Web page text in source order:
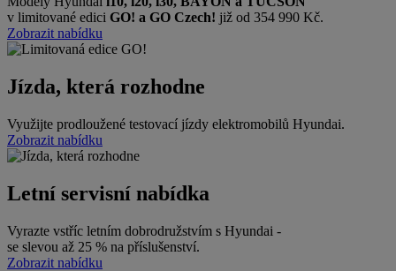
v limitované edici GO! a GO Czech! již od 354 990 Kč.
Zobrazit nabídku
Jízda, která rozhodne
Využijte prodloužené testovací jízdy elektromobilů Hyundai.
Zobrazit nabídku
Letní servisní nabídka
Vyrazte vstříc letním dobrodružstvím s Hyundai -
se slevou až 25 % na příslušenství.
Zobrazit nabídku